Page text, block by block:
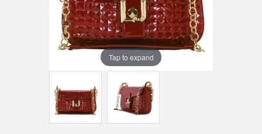
Tap to expand